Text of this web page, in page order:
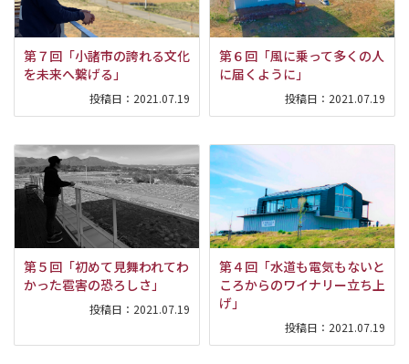
第７回「小諸市の誇れる文化
を未来へ繋げる」
投稿日： 2021.07.19
第６回「風に乗って多くの人
に届くように」
投稿日： 2021.07.19
第５回「初めて見舞われてわ
かった雹害の恐ろしさ」
投稿日： 2021.07.19
第４回「水道も電気もないと
ころからのワイナリー立ち上
げ」
投稿日： 2021.07.19